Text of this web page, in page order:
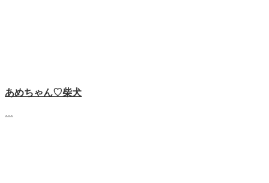
あめちゃん♡‬柴犬